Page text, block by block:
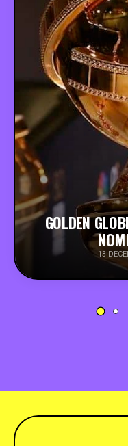
GOLDEN
13